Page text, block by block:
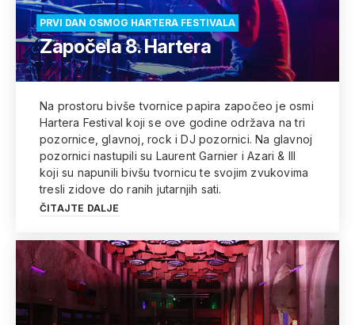
PRVI DAN OSMOG HARTERA FESTIVALA
Započela 8. Hartera
Na prostoru bivše tvornice papira započeo je osmi
Hartera Festival koji se ove godine održava na tri
pozornice, glavnoj, rock i DJ pozornici. Na glavnoj
pozornici nastupili su Laurent Garnier i Azari & III
koji su napunili bivšu tvornicu te svojim zvukovima
tresli zidove do ranih jutarnjih sati.
ČITAJTE DALJE